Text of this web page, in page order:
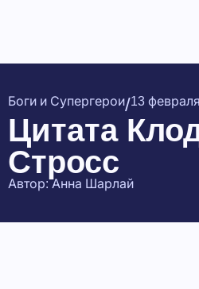
Боги и Супергерои/13
Цитата
Стросс
Автор:Анна Шарлай